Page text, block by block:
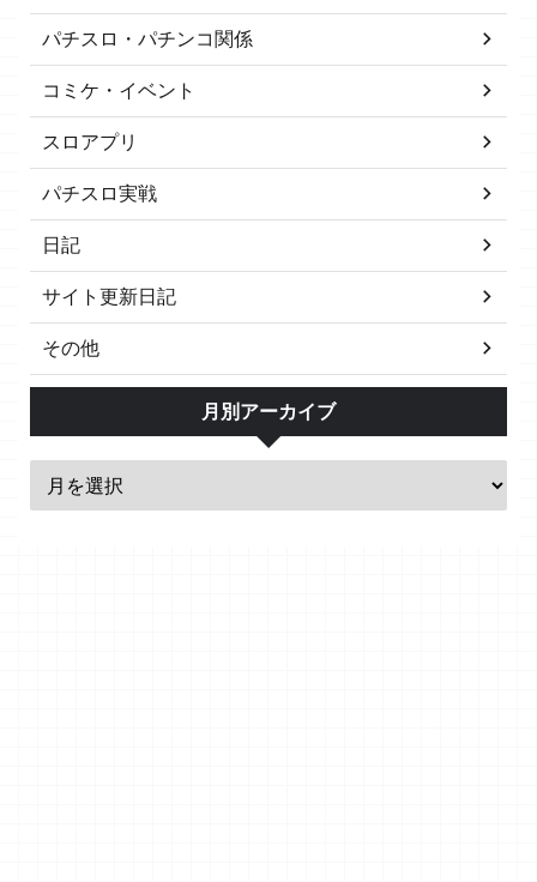
パチスロ・パチンコ関係
コミケ・イベント
スロアプリ
パチスロ実戦
日記
サイト更新日記
その他
月別アーカイブ